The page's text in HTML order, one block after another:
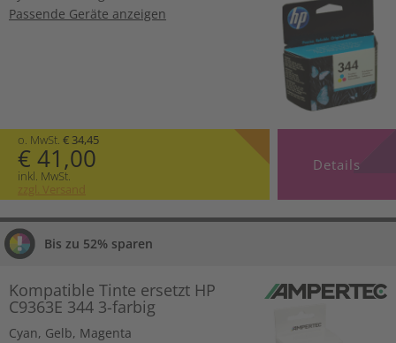
Passende Geräte anzeigen
o. MwSt. € 34,45
€ 41,00
inkl. MwSt.
zzgl. Versand
Details
Bis zu 52% sparen
Kompatible Tinte ersetzt HP
C9363E 344 3-farbig
Cyan, Gelb, Magenta